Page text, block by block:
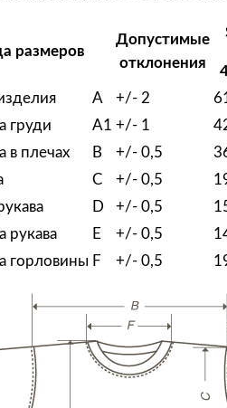
размеров
Допустимые
отклонения
A +/- 2
груди
A1 +/- 1
в плечах
B +/- 0,5
C +/- 0,5
D +/- 0,5
рукава
E +/- 0,5
горловины F +/- 0,5